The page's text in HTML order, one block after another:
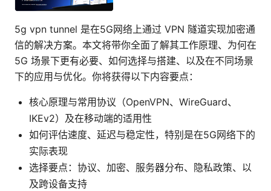
5g vpn tunnel 是在5G网络上通过 VPN 隧道实现加密通
信的解决方案。本文将带你全面了解其工作原理、为何在
5G 场景下更有必要、如何选择与搭建、以及在不同场景
下的应用与优化。你将获得以下内容要点：
核心原理与常用协议（OpenVPN、WireGuard、
IKEv2）及在移动端的适用性
如何评估速度、延迟与稳定性，特别是在5G网络下的
实际表现
选择要点：协议、加密、服务器分布、隐私政策、以
及跨设备支持